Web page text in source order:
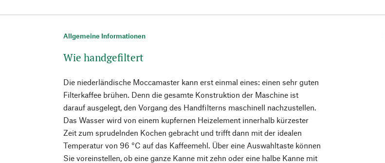
Allgemeine Informationen
Wie handgefiltert
Die niederländische Moccamaster kann erst einmal eines: einen sehr guten
Filterkaffee brühen. Denn die gesamte Konstruktion der Maschine ist
darauf ausgelegt, den Vorgang des Handfilterns maschinell nachzustellen.
Das Wasser wird von einem kupfernen Heizelement innerhalb kürzester
Zeit zum sprudelnden Kochen gebracht und trifft dann mit der idealen
Temperatur von 96 °C auf das Kaffeemehl. Über eine Auswahltaste können
Sie voreinstellen, ob eine ganze Kanne mit zehn oder eine halbe Kanne mit